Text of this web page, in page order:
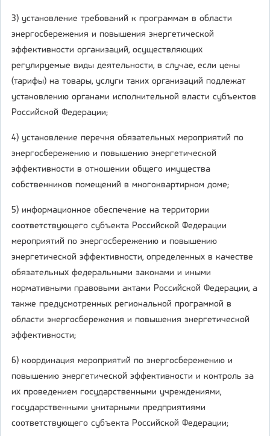
3) установление требований к программам в области
энергосбережения и повышения энергетической
эффективности организаций, осуществляющих
регулируемые виды деятельности, в случае, если цены
(тарифы) на товары, услуги таких организаций подлежат
установлению органами исполнительной власти субъектов
Российской Федерации;
4) установление перечня обязательных мероприятий по
энергосбережению и повышению энергетической
эффективности в отношении общего имущества
собственников помещений в многоквартирном доме;
5) информационное обеспечение на территории
соответствующего субъекта Российской Федерации
мероприятий по энергосбережению и повышению
энергетической эффективности, определенных в качестве
обязательных федеральными законами и иными
нормативными правовыми актами Российской Федерации, а
также предусмотренных региональной программой в
области энергосбережения и повышения энергетической
эффективности;
6) координация мероприятий по энергосбережению и
повышению энергетической эффективности и контроль за
их проведением государственными учреждениями,
государственными унитарными предприятиями
соответствующего субъекта Российской Федерации;